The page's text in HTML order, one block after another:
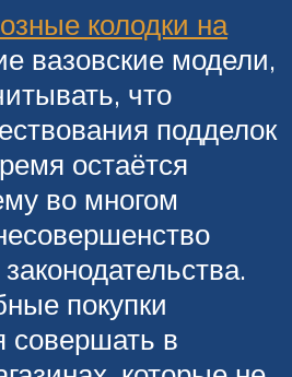
колодки на
вазовские модели,
что
подделок
остаётся
во многом
покупки
совершать в